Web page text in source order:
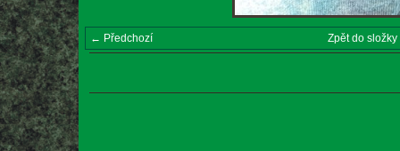
← Předchozí Zpět do složky